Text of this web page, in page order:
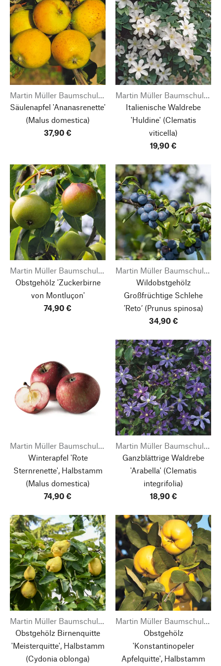
Martin Müller Baumschulen
Säulenapfel 'Ananasrenette'
(Malus domestica)
37,90 €
Martin Müller Baumschulen
Italienische Waldrebe
'Huldine'(Clematis
viticella)
19,90 €
Martin Müller Baumschulen
Obstgehölz 'Zuckerbirne
von Montluçon'
74,90 €
Martin Müller Baumschulen
Wildobstgehölz
Großfrüchtige Schlehe
’Reto‘(Prunus spinosa)
34,90 €
Martin Müller Baumschulen
Winterapfel 'Rote
Sternrenette', Halbstamm
(Malus domestica)
74,90 €
Martin Müller Baumschulen
Ganzblättrige Waldrebe
'Arabella'(Clematis
integrifolia)
18,90 €
Martin Müller Baumschulen
Obstgehölz Birnenquitte
'Meisterquitte', Halbstamm
(Cydonia oblonga)
Martin Müller Baumschulen
Obstgehölz
'Konstantinopeler
Apfelquitte', Halbstamm